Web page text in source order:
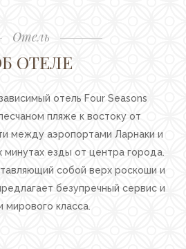
бары
Отель
ОТЕЛЕ
отель Four Seasons
пляже к востоку от
между аэропортами Ларнаки и
минутах езды от центра города.
собой верх роскоши и
безупречный сервис и
мирового класса.